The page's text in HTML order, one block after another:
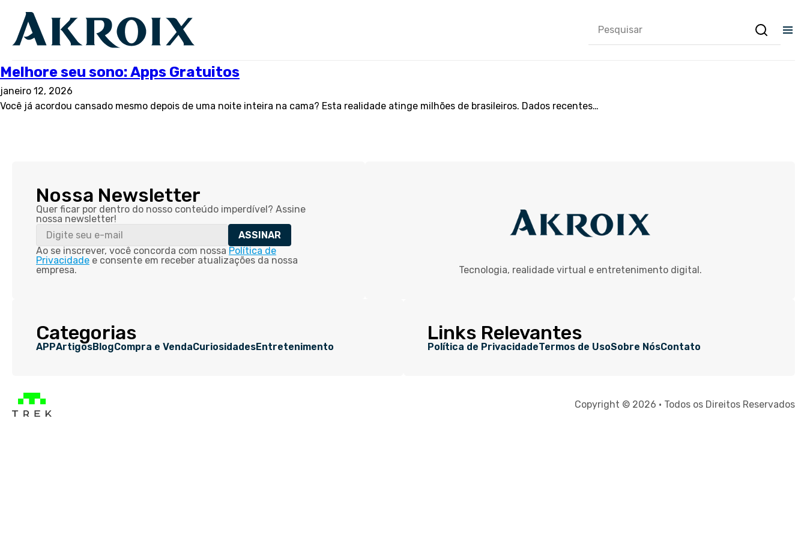
Melhore seu sono: Apps Gratuitos
janeiro 12, 2026
Você já acordou cansado mesmo depois de uma noite inteira na cama? Esta realidade atinge milhões de brasileiros. Dados recentes…
Nossa Newsletter
Quer ficar por dentro do nosso conteúdo imperdível? Assine
nossa newsletter!
ASSINAR
Ao se inscrever, você concorda com nossa Política de
Privacidade e consente em receber atualizações da nossa
empresa.
Tecnologia, realidade virtual e entretenimento digital.
Categorias
APPArtigosBlogCompra e VendaCuriosidadesEntretenimento
Links Relevantes
Política de PrivacidadeTermos de UsoSobre NósContato
Copyright © 2026 • Todos os Direitos Reservados